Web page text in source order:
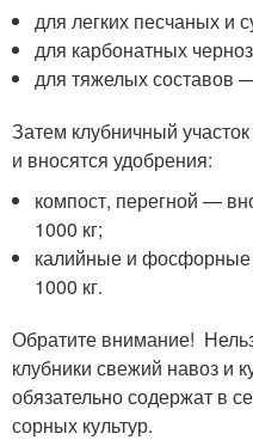
для легких песчаных и
для карбонатных
для тяжелых составов
Затем клубничный
и вносятся удобрения:
компост, перегной —
1000 кг;
калийные и
1000 кг.
Обратите внимание!
клубники свежий навоз и
обязательно содержат в
сорных культур.